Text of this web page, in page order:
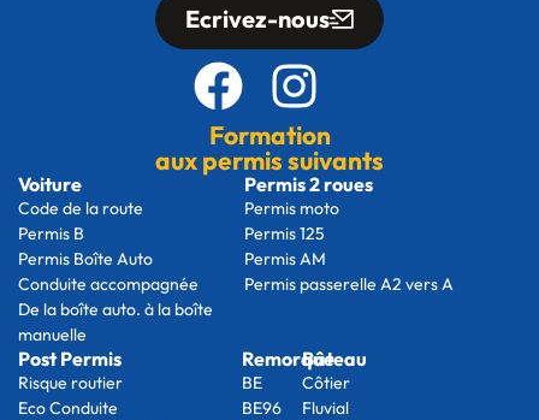
Formation
aux permis suivants
Voiture
Code de la route
Permis B
Permis Boîte Auto
Conduite accompagnée
De la boîte auto. à la boîte
manuelle
Permis 2 roues
Permis moto
Permis 125
Permis AM
Permis passerelle A2 vers A
Post Permis
Risque routier
Eco Conduite
Remorque
BE
BE96
Bâteau
Côtier
Fluvial
Ecrivez-nous